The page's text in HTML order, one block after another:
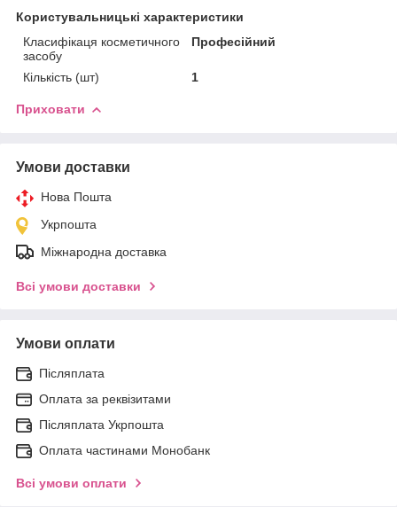
Користувальницькі характеристики
Класифікаця косметичного
засобу
Професійний
Кількість (шт) 1
Приховати
Умови доставки
Нова Пошта
Укрпошта
Міжнародна доставка
Всі умови доставки
Умови оплати
Післяплата
Оплата за реквізитами
Післяплата Укрпошта
Оплата частинами Монобанк
Всі умови оплати